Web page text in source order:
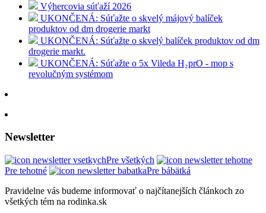
Výhercovia súťaží 2026
UKONČENÁ: Súťažte o skvelý májový balíček
produktov od dm drogerie markt
UKONČENÁ: Súťažte o skvelý balíček produktov od dm
drogerie markt.
UKONČENÁ: Súťažte o 5x Vileda H₂prO - mop s
revolučným systémom
Newsletter
Pre všetkých
Pre tehotné
Pre bábätká
Pravidelne vás budeme informovať o najčítanejších článkoch zo
všetkých tém na rodinka.sk